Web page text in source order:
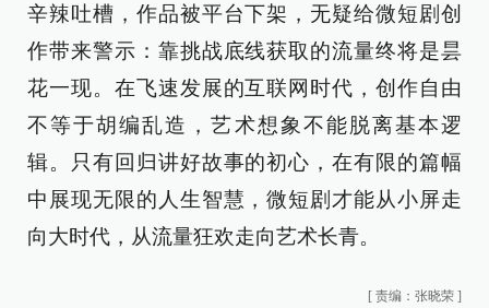
辛辣吐槽，作品被平台下架，无疑给微短剧创
作带来警示：靠挑战底线获取的流量终将是昙
花一现。在飞速发展的互联网时代，创作自由
不等于胡编乱造，艺术想象不能脱离基本逻
辑。只有回归讲好故事的初心，在有限的篇幅
中展现无限的人生智慧，微短剧才能从小屏走
向大时代，从流量狂欢走向艺术长青。
[ 责编：张晓荣 ]